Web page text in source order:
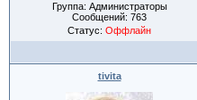
Группа: Администраторы
Сообщений: 763
Статус: Оффлайн
tivita